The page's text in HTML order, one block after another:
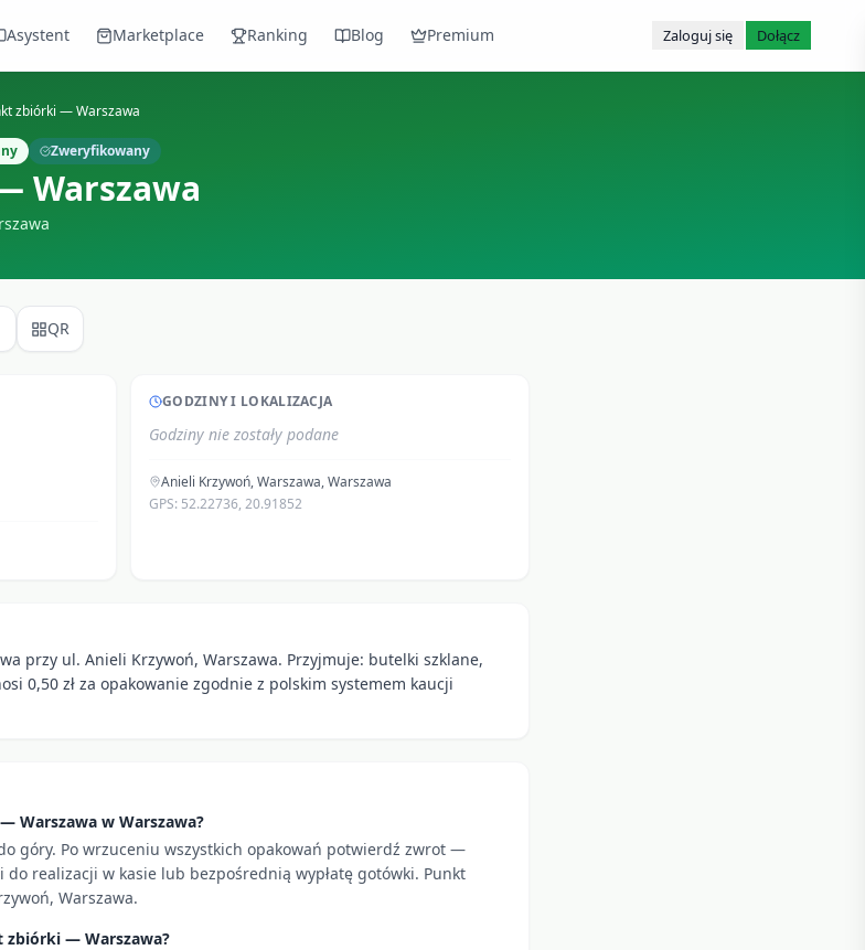
Asystent Marketplace Ranking Blog Premium Zaloguj się Dołącz
zbiórki — Warszawa
Zweryfikowany
Warszawa
QR
GODZINY I LOKALIZACJA
Godziny nie zostały podane
Anieli Krzywoń, Warszawa,Warszawa
GPS: 52.22736, 20.91852
przy ul. Anieli Krzywoń, Warszawa. Przyjmuje: butelki szklane,
0,50 zł za opakowanie zgodnie z polskim systemem kaucji
Warszawa w Warszawa?
góry. Po wrzuceniu wszystkich opakowań potwierdź zwrot —
realizacji w kasie lub bezpośrednią wypłatę gotówki. Punkt
Warszawa.
zbiórki — Warszawa?